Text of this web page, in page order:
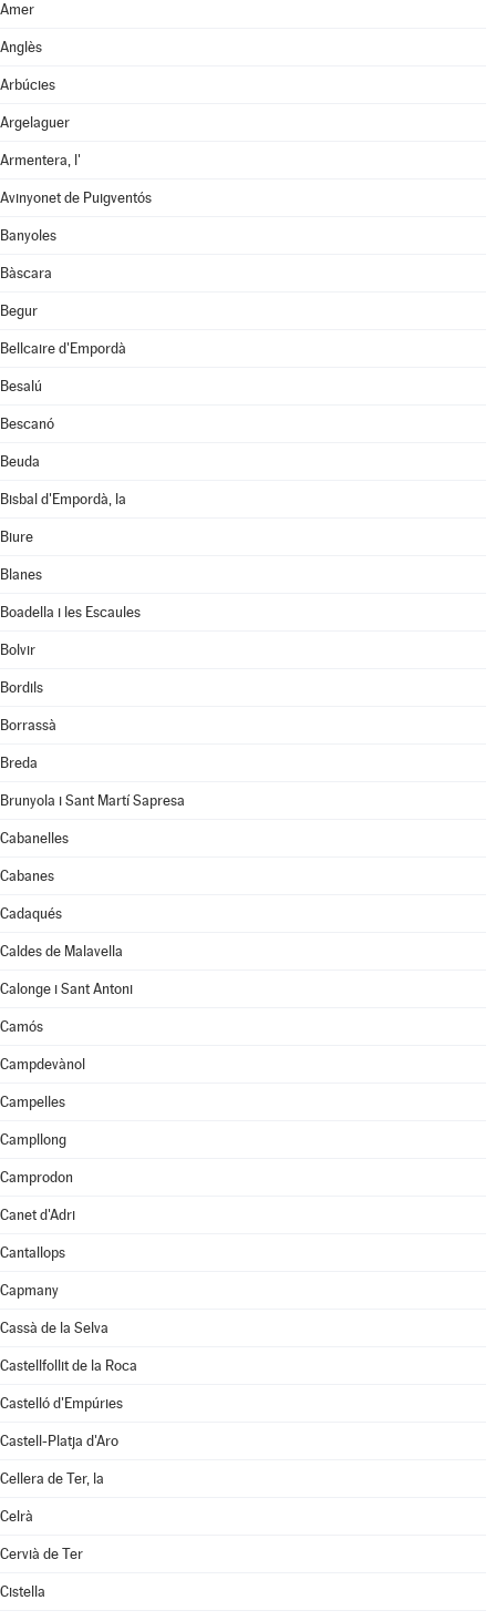
Amer
Anglès
Arbúcies
Argelaguer
Armentera, l'
Avinyonet de Puigventós
Banyoles
Bàscara
Begur
Bellcaire d'Empordà
Besalú
Bescanó
Beuda
Bisbal d'Empordà, la
Biure
Blanes
Boadella i les Escaules
Bolvir
Bordils
Borrassà
Breda
Brunyola i Sant Martí Sapresa
Cabanelles
Cabanes
Cadaqués
Caldes de Malavella
Calonge i Sant Antoni
Camós
Campdevànol
Campelles
Campllong
Camprodon
Canet d'Adri
Cantallops
Capmany
Cassà de la Selva
Castellfollit de la Roca
Castelló d'Empúries
Castell-Platja d'Aro
Cellera de Ter, la
Celrà
Cervià de Ter
Cistella